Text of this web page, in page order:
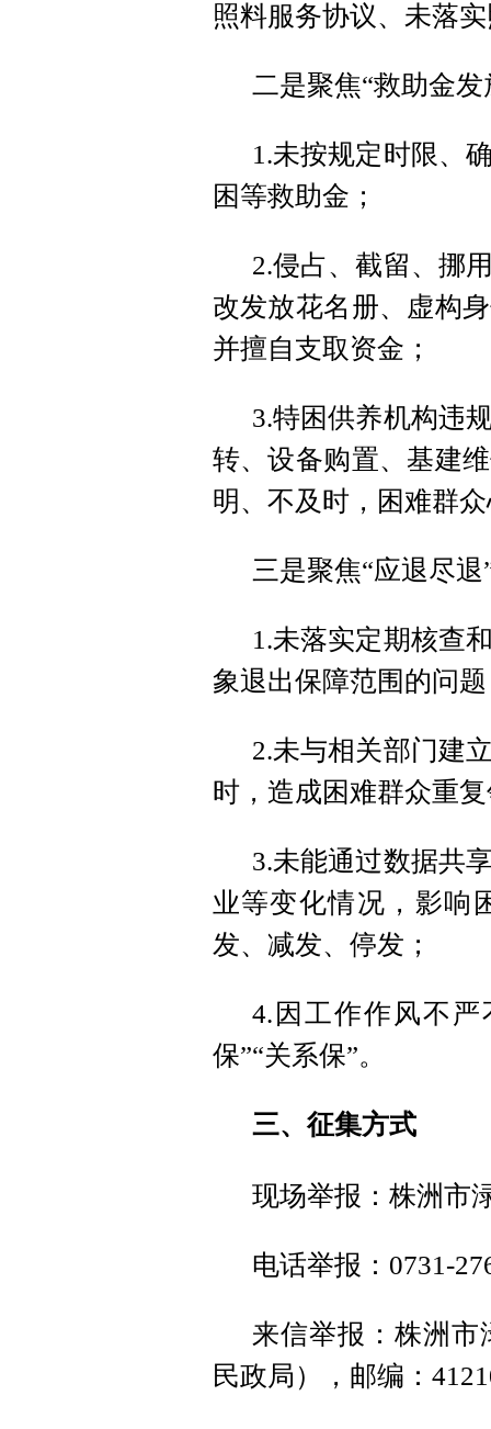
照料服务协议、未落
二是聚焦“救助金
1.未按规定时限、
困等救助金；
2.侵占、截留、挪
改发放花名册、虚构
并擅自支取资金；
3.特困供养机构违
转、设备购置、基建
明、不及时，困难群
三是聚焦“应退尽退
1.未落实定期核查
象退出保障范围的问
2.未与相关部门建
时，造成困难群众重
3.未能通过数据共
业等变化情况，影响
发、减发、停发；
4.因工作作风不严
保”“关系保”。
三、征集方式
现场举报：株洲市
电话举报：0731-
来信举报：株洲市
民政局），邮编：